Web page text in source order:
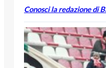
Conosci la redazione di